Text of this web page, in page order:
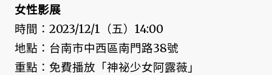
女性影展
時間：2023/12/1（五）14:00
地點：台南市中西區南門路38號
重點：免費播放「神祕少女阿露薇」